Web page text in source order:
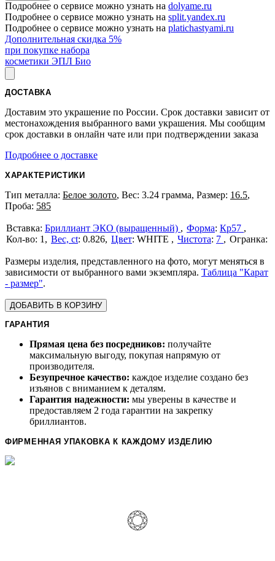
Подробнее о сервисе можно узнать на dolyame.ru
Подробнее о сервисе можно узнать на split.yandex.ru
Подробнее о сервисе можно узнать на platichastyami.ru
Дополнительная скидка 5%
при покупке набора
косметики ЭПЛ Био
ДОСТАВКА
Доставим это украшение по России. Срок доставки зависит от
местонахождения выбранного вами украшения. Мы сообщим
срок доставки в онлайн чате или при подтверждении заказа
Подробнее о доставке
ХАРАКТЕРИСТИКИ
Тип металла: Белое золото, Вес: 3.24 грамма, Размер: 16.5,
Проба: 585
Бриллиант ЭКО (выращенный) Форма: Кр57
1
Вес, ct: 0.826 Цвет: WHITE Чистота: 7
Размеры изделия, представленного на фото, могут меняться в
зависимости от выбранного вами экземпляра. Таблица "Карат
- размер".
ДОБАВИТЬ В КОРЗИНУ
ГАРАНТИЯ
Прямая цена без посредников: получайте
максимальную выгоду, покупая напрямую от
производителя.
Безупречное качество: каждое изделие создано без
изъянов с вниманием к деталям.
Гарантия надежности: мы уверены в качестве и
предоставляем 2 года гарантии на закрепку
бриллиантов.
ФИРМЕННАЯ УПАКОВКА К КАЖДОМУ ИЗДЕЛИЮ